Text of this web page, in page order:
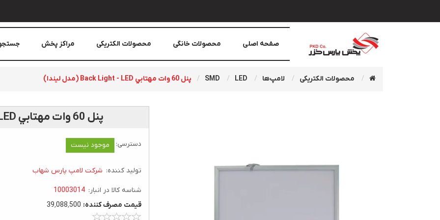
صفحه اصلی محصولات خانگی محصولات الکتریکی مراکز پخش
محصولات الکتریکی لامپ‌ها LED
SMD پنل 60 وات مهتابي Back Light - LED (مدل ليندا)
پنل 60 وات مهتابي Back Light - LED (مدل ليندا)
دسترسی: موجود نیست
تولید کننده: شرکت لامپ پارس شهاب
شناسه کالا در انبار: 10003014
قيمت مصرف کننده: 39٬088٬500